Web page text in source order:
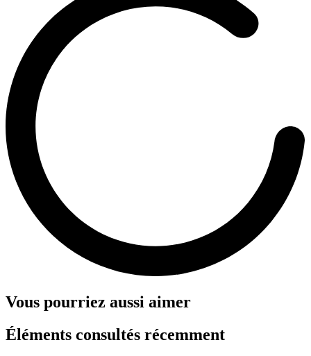
Vous pourriez aussi aimer
Éléments consultés récemment